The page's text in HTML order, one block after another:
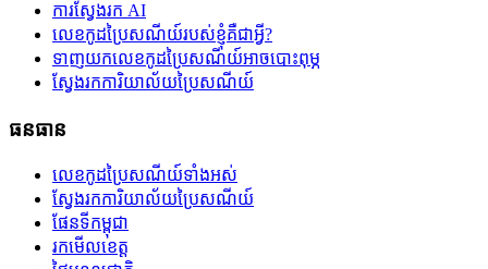
ការស្វែងរក AI
លេខកូដប្រៃសណីយ៍របស់ខ្ញុំគឺជាអ្វី?
ទាញយកលេខកូដប្រៃសណីយ៍អាចបោះពុម្ភ
ស្វែងរកការិយាល័យប្រៃសណីយ៍
ធនធាន
លេខកូដប្រៃសណីយ៍ទាំងអស់
ស្វែងរកការិយាល័យប្រៃសណីយ៍
ផែនទីកម្ពុជា
រកមើលខេត្ត